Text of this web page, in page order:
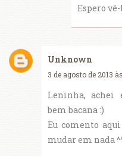
Espero
Unknown
3 de agosto de 2013
Leninha, achei
bem bacana :)
Eu comento
mudar em nada